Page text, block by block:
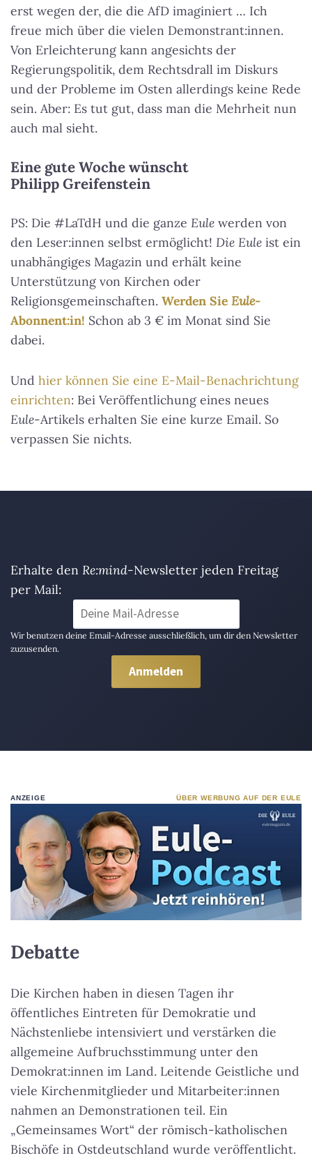
erst wegen der, die die AfD imaginiert … Ich
freue mich über die vielen Demonstrant:innen.
Von Erleichterung kann angesichts der
Regierungspolitik, dem Rechtsdrall im Diskurs
und der Probleme im Osten allerdings keine Rede
sein. Aber: Es tut gut, dass man die Mehrheit nun
auch mal sieht.
Eine gute Woche wünscht
Philipp Greifenstein
PS: Die #LaTdH und die ganze Eule werden von
den Leser:innen selbst ermöglicht! Die Eule ist ein
unabhängiges Magazin und erhält keine
Unterstützung von Kirchen oder
Religionsgemeinschaften. Werden Sie Eule-
Abonnent:in! Schon ab 3 € im Monat sind Sie
dabei.
Und hier können Sie eine E-Mail-Benachrichtung
einrichten: Bei Veröffentlichung eines neues
Eule-Artikels erhalten Sie eine kurze Email. So
verpassen Sie nichts.
Erhalte den Re:mind-Newsletter jeden Freitag
per Mail:
Wir benutzen deine Email-Adresse ausschließlich, um dir den Newsletter
zuzusenden.
ANZEIGE ÜBER WERBUNG AUF DER EULE
Debatte
Die Kirchen haben in diesen Tagen ihr
öffentliches Eintreten für Demokratie und
Nächstenliebe intensiviert und verstärken die
allgemeine Aufbruchsstimmung unter den
Demokrat:innen im Land. Leitende Geistliche und
viele Kirchenmitglieder und Mitarbeiter:innen
nahmen an Demonstrationen teil. Ein
„Gemeinsames Wort“ der römisch-katholischen
Bischöfe in Ostdeutschland wurde veröffentlicht.